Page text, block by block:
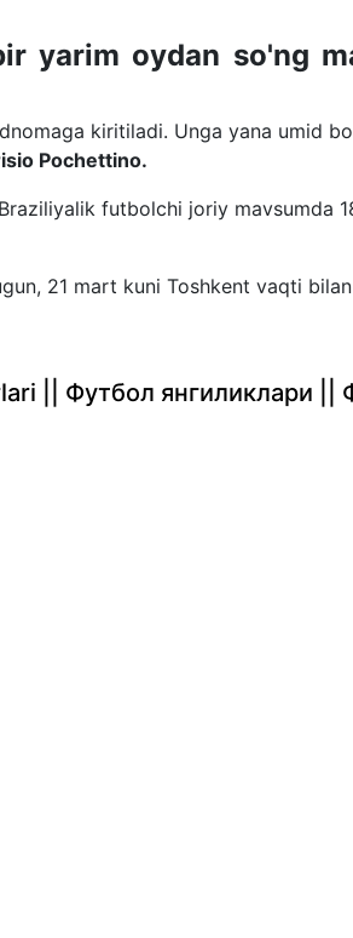
yarim oydan so'ng
kiritiladi. Unga yana umid
Pochettino.
futbolchi joriy mavsumda
21 mart kuni Toshkent vaqti
|| Футбол янгиликлари ||